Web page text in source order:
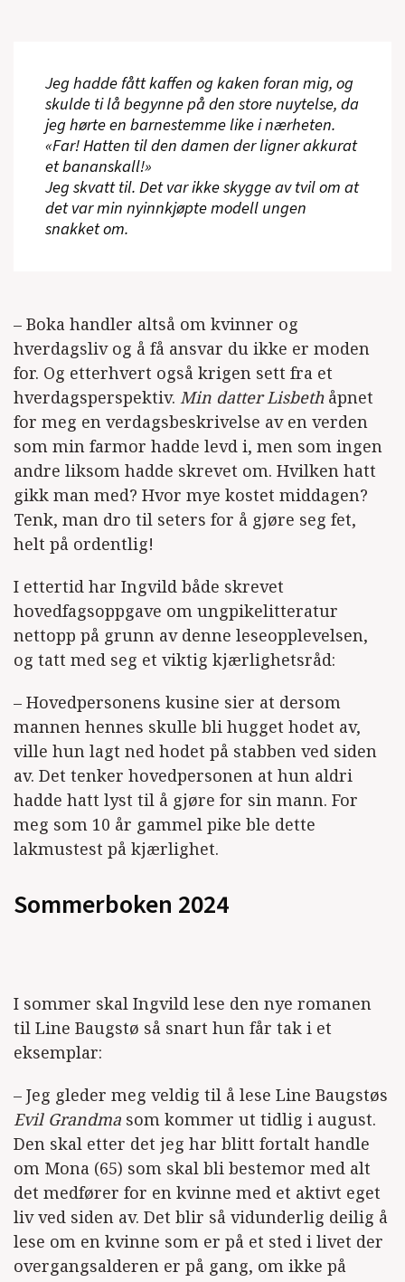
Jeg hadde fått kaffen og kaken foran mig, og
skulde ti lå begynne på den store nuytelse, da
jeg hørte en barnestemme like i nærheten.
«Far! Hatten til den damen der ligner akkurat
et bananskall!»
Jeg skvatt til. Det var ikke skygge av tvil om at
det var min nyinnkjøpte modell ungen
snakket om.
– Boka handler altså om kvinner og
hverdagsliv og å få ansvar du ikke er moden
for. Og etterhvert også krigen sett fra et
hverdagsperspektiv. Min datter Lisbethåpnet
for meg en verdagsbeskrivelse av en verden
som min farmor hadde levd i, men som ingen
andre liksom hadde skrevet om. Hvilken hatt
gikk man med? Hvor mye kostet middagen?
Tenk, man dro til seters for å gjøre seg fet,
helt på ordentlig!
I ettertid har Ingvild både skrevet
hovedfagsoppgave om ungpikelitteratur
nettopp på grunn av denne leseopplevelsen,
og tatt med seg et viktig kjærlighetsråd:
– Hovedpersonens kusine sier at dersom
mannen hennes skulle bli hugget hodet av,
ville hun lagt ned hodet på stabben ved siden
av. Det tenker hovedpersonen at hun aldri
hadde hatt lyst til å gjøre for sin mann. For
meg som 10 år gammel pike ble dette
lakmustest på kjærlighet.
Sommerboken 2024
I sommer skal Ingvild lese den nye romanen
til Line Baugstø så snart hun får tak i et
eksemplar:
– Jeg gleder meg veldig til å lese Line Baugstøs
Evil Grandma som kommer ut tidlig i august.
Den skal etter det jeg har blitt fortalt handle
om Mona (65) som skal bli bestemor med alt
det medfører for en kvinne med et aktivt eget
liv ved siden av. Det blir så vidunderlig deilig å
lese om en kvinne som er på et sted i livet der
overgangsalderen er på gang, om ikke på